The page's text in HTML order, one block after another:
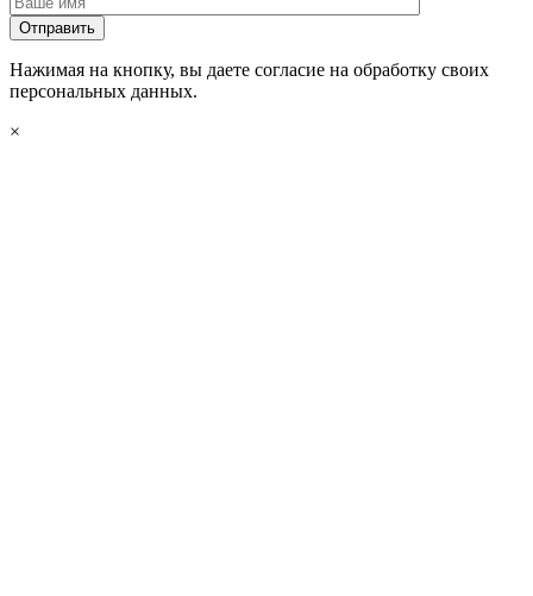
Нажимая на кнопку, вы даете согласие на обработку своих
персональных данных.
×